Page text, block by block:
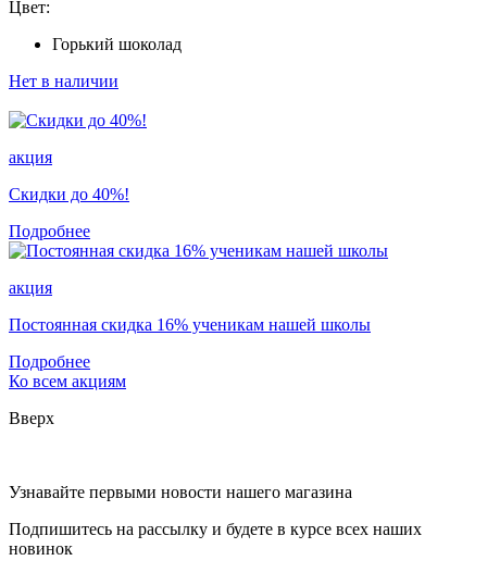
Цвет:
Горький шоколад
Нет в наличии
акция
Скидки до 40%!
Подробнее
акция
Постоянная скидка 16% ученикам нашей школы
Подробнее
Ко всем акциям
Вверх
Узнавайте первыми новости нашего магазина
Подпишитесь на рассылку и будете в курсе всех наших
новинок